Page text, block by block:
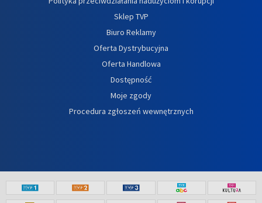
Sklep TVP
Biuro Reklamy
Oferta Dystrybucyjna
Oferta Handlowa
Dostępność
Moje zgody
Procedura zgłoszeń wewnętrznych